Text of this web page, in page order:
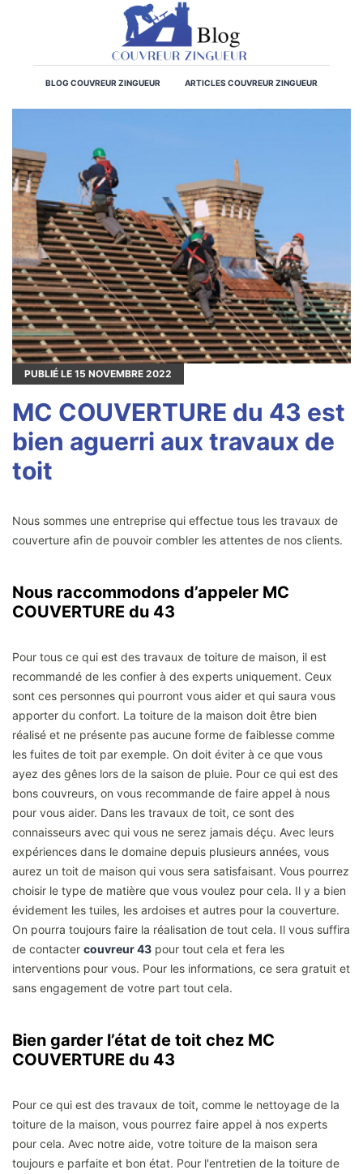
BLOG COUVREUR ZINGUEUR ARTICLES COUVREUR ZINGUEUR
PUBLIÉ LE 15 NOVEMBRE 2022
MC COUVERTURE du 43 est
bien aguerri aux travaux de
toit
Nous sommes une entreprise qui effectue tous les travaux de
couverture afin de pouvoir combler les attentes de nos clients.
Nous raccommodons d’appeler MC
COUVERTURE du 43
Pour tous ce qui est des travaux de toiture de maison, il est
recommandé de les confier à des experts uniquement. Ceux
sont ces personnes qui pourront vous aider et qui saura vous
apporter du confort. La toiture de la maison doit être bien
réalisé et ne présente pas aucune forme de faiblesse comme
les fuites de toit par exemple. On doit éviter à ce que vous
ayez des gênes lors de la saison de pluie. Pour ce qui est des
bons couvreurs, on vous recommande de faire appel à nous
pour vous aider. Dans les travaux de toit, ce sont des
connaisseurs avec qui vous ne serez jamais déçu. Avec leurs
expériences dans le domaine depuis plusieurs années, vous
aurez un toit de maison qui vous sera satisfaisant. Vous pourrez
choisir le type de matière que vous voulez pour cela. Il y a bien
évidement les tuiles, les ardoises et autres pour la couverture.
On pourra toujours faire la réalisation de tout cela. Il vous suffira
de contacter couvreur 43 pour tout cela et fera les
interventions pour vous. Pour les informations, ce sera gratuit et
sans engagement de votre part tout cela.
Bien garder l’état de toit chez MC
COUVERTURE du 43
Pour ce qui est des travaux de toit, comme le nettoyage de la
toiture de la maison, vous pourrez faire appel à nos experts
pour cela. Avec notre aide, votre toiture de la maison sera
toujours e parfaite et bon état. Pour l'entretien de la toiture de